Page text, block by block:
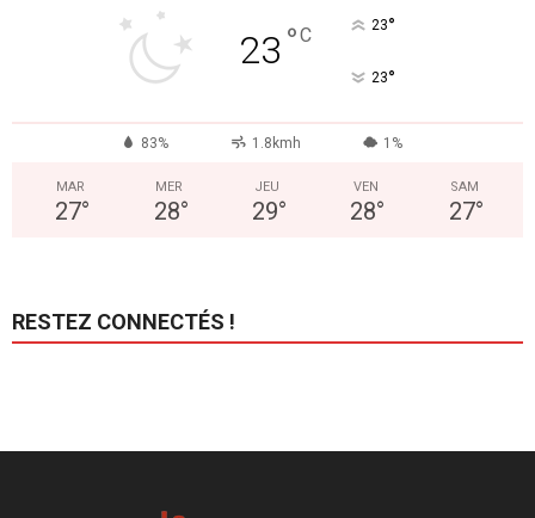
23 °C 23°
23°
83% 1.8kmh 1%
MAR
27°
MER
28°
JEU
29°
VEN
28°
SAM
27°
RESTEZ CONNECTÉS !